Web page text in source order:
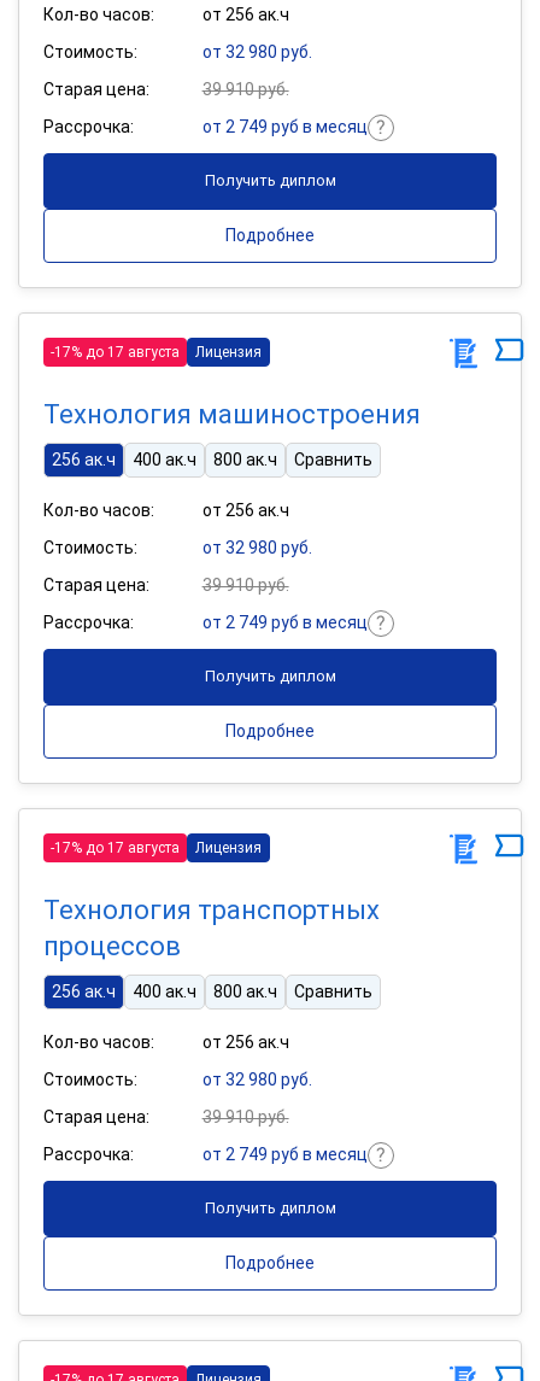
Кол-во часов:
от 256 ак.ч
Стоимость:
от 32 980 руб.
Старая цена:
39 910 руб.
Рассрочка:
от 2 749 руб в месяц
Получить диплом
Подробнее
-17% до 17 августа Лицензия
Технология машиностроения
256 ак.ч 400 ак.ч 800 ак.ч Сравнить
Кол-во часов:
от 256 ак.ч
Стоимость:
от 32 980 руб.
Старая цена:
39 910 руб.
Рассрочка:
от 2 749 руб в месяц
Получить диплом
Подробнее
-17% до 17 августа Лицензия
Технология транспортных
процессов
256 ак.ч 400 ак.ч 800 ак.ч Сравнить
Кол-во часов:
от 256 ак.ч
Стоимость:
от 32 980 руб.
Старая цена:
39 910 руб.
Рассрочка:
от 2 749 руб в месяц
Получить диплом
Подробнее